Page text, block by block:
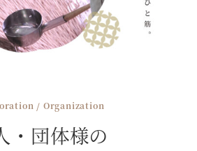
/ Organization
・団体様の